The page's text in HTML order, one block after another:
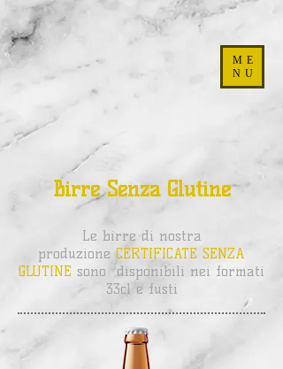
ME
NU
Birre Senza Glutine
Le birre di nostra
produzione CERTIFICATE SENZA
GLUTINE sono disponibili nei formati
33cl e fusti